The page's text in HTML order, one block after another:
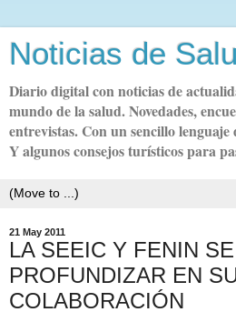
Noticias de
Diario digital con noticias de
mundo de la salud. Novedades,
entrevistas. Con un sencillo
Y algunos consejos turísticos para
21 May 2011
LA SEEIC Y FENIN
PROFUNDIZAR EN
COLABORACIÓN